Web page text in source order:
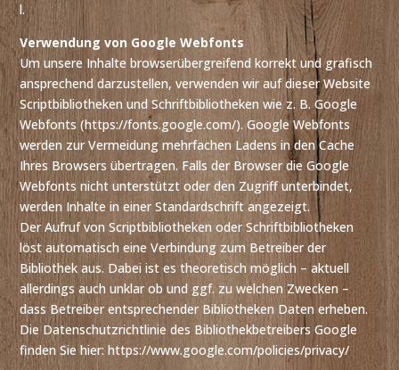
l.
Verwendung von Google Webfonts
Um unsere Inhalte browserübergreifend korrekt und grafisch
ansprechend darzustellen, verwenden wir auf dieser Website
Scriptbibliotheken und Schriftbibliotheken wie z. B. Google
Webfonts (https://fonts.google.com/). Google Webfonts
werden zur Vermeidung mehrfachen Ladens in den Cache
Ihres Browsers übertragen. Falls der Browser die Google
Webfonts nicht unterstützt oder den Zugriff unterbindet,
werden Inhalte in einer Standardschrift angezeigt.
Der Aufruf von Scriptbibliotheken oder Schriftbibliotheken
löst automatisch eine Verbindung zum Betreiber der
Bibliothek aus. Dabei ist es theoretisch möglich – aktuell
allerdings auch unklar ob und ggf. zu welchen Zwecken –
dass Betreiber entsprechender Bibliotheken Daten erheben.
Die Datenschutzrichtlinie des Bibliothekbetreibers Google
finden Sie hier: https://www.google.com/policies/privacy/